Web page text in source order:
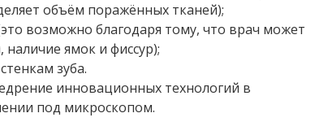
объём поражённых тканей);
возможно благодаря тому, что врач может
ямок и фиссур);
зуба.
инновационных технологий в
под микроскопом.